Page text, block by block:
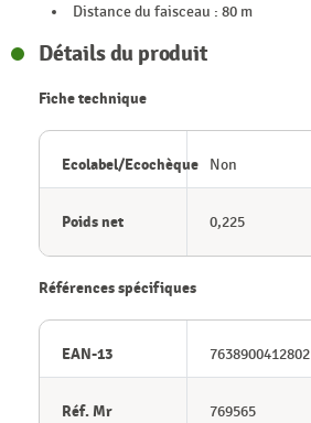
Distance du faisceau : 80 m
Détails du produit
Fiche technique
Ecolabel/Ecochèque Non
Poids net 0,225
Références spécifiques
EAN-13 7638900412802
Réf. Mr 769565